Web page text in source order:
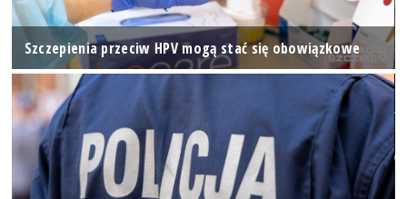
Szczepienia przeciw HPV mogą stać się obowiązkowe